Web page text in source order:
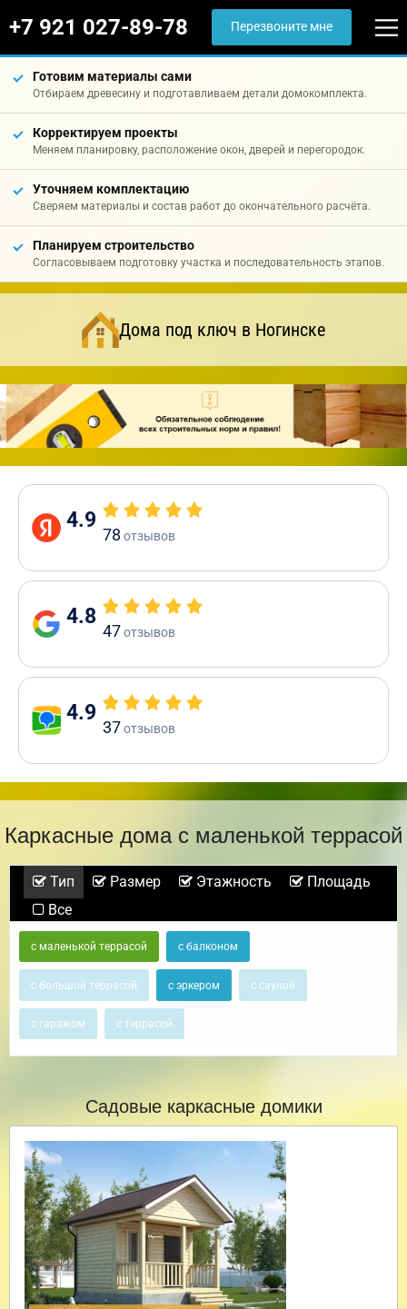
+7 921 027-89-78 Перезвоните мне
Готовим материалы сами
Отбираем древесину и подготавливаем детали домокомплекта.
Корректируем проекты
Меняем планировку, расположение окон, дверей и перегородок.
Уточняем комплектацию
Сверяем материалы и состав работ до окончательного расчёта.
Планируем строительство
Согласовываем подготовку участка и последовательность этапов.
Дома под ключ в Ногинске
4.9
78 отзывов
4.8
47отзывов
4.9
37отзывов
Каркасные дома с маленькой террасой
Тип Размер Этажность
Площадь
Все
с маленькой террасой с балконом
с большой террасой с эркером с сауной
с гаражом с террасой
Садовые каркасные домики